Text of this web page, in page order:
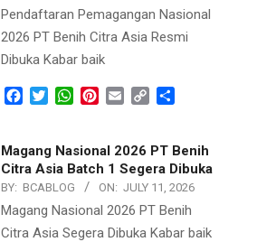
Pendaftaran Pemagangan Nasional
2026 PT Benih Citra Asia Resmi
Dibuka Kabar baik
Facebook
TwitterWhatsApp
Pinterest
Email Copy
Magang Nasional 2026 PT Benih
Citra Asia Batch 1 Segera Dibuka
BY: BCABLOG ON: JULY 11, 2026
Magang Nasional 2026 PT Benih
Citra Asia Segera Dibuka Kabar baik